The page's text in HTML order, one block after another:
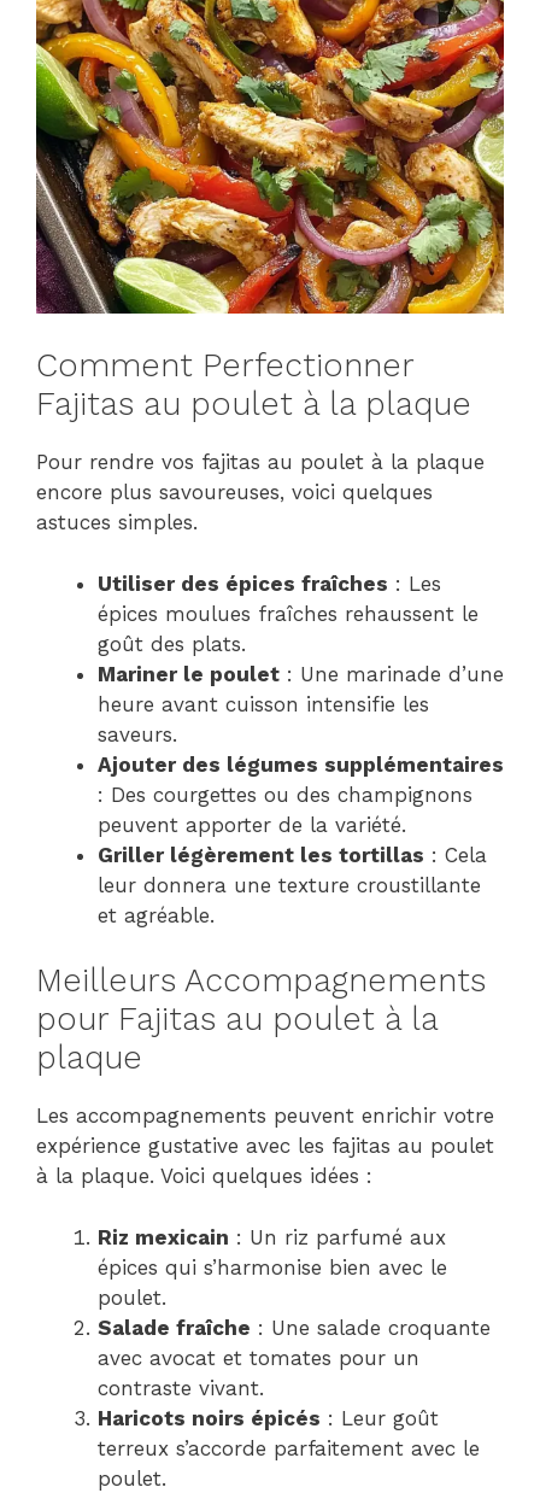
Comment Perfectionner
Fajitas au poulet à la plaque
Pour rendre vos fajitas au poulet à la plaque
encore plus savoureuses, voici quelques
astuces simples.
Utiliser des épices fraîches : Les
épices moulues fraîches rehaussent le
goût des plats.
Mariner le poulet : Une marinade d’une
heure avant cuisson intensifie les
saveurs.
Ajouter des légumes supplémentaires
: Des courgettes ou des champignons
peuvent apporter de la variété.
Griller légèrement les tortillas : Cela
leur donnera une texture croustillante
et agréable.
Meilleurs Accompagnements
pour Fajitas au poulet à la
plaque
Les accompagnements peuvent enrichir votre
expérience gustative avec les fajitas au poulet
à la plaque. Voici quelques idées :
Riz mexicain : Un riz parfumé aux
épices qui s’harmonise bien avec le
poulet.
Salade fraîche : Une salade croquante
avec avocat et tomates pour un
contraste vivant.
Haricots noirs épicés : Leur goût
terreux s’accorde parfaitement avec le
poulet.